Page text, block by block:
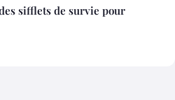
sifflets de survie pour